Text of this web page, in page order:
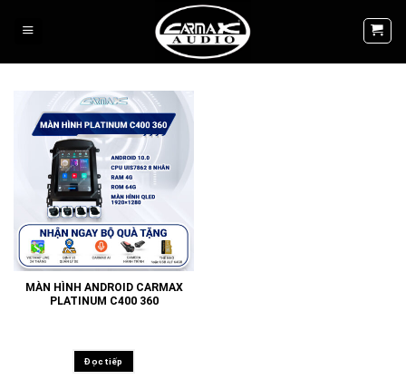
MÀN HÌNH ANDROID CARMAX
PLATINUM C400 360
Đọc tiếp